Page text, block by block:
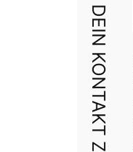
DEIN KONTAKT ZU UNS